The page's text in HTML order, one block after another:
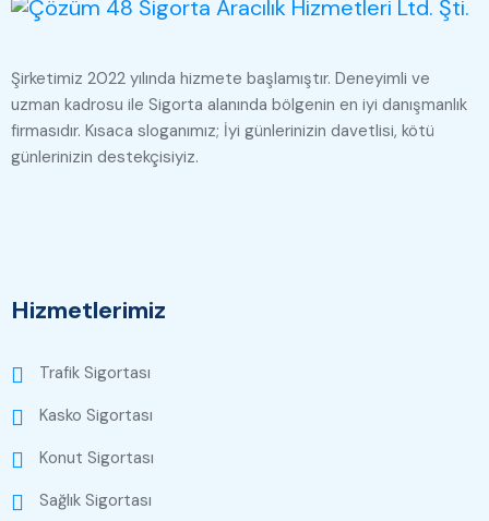
Şirketimiz 2022 yılında hizmete başlamıştır. Deneyimli ve
uzman kadrosu ile Sigorta alanında bölgenin en iyi danışmanlık
firmasıdır. Kısaca sloganımız; İyi günlerinizin davetlisi, kötü
günlerinizin destekçisiyiz.
Hizmetlerimiz
Trafik Sigortası
Kasko Sigortası
Konut Sigortası
Sağlık Sigortası